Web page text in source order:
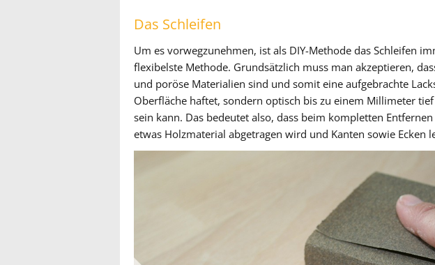
Das Schleifen
Um es vorwegzunehmen, ist als DIY-Methode das Schleifen
flexibelste Methode. Grundsätzlich muss man akzeptieren,
und poröse Materialien sind und somit eine aufgebrachte
Oberfläche haftet, sondern optisch bis zu einem Millimeter
sein kann. Das bedeutet also, dass beim kompletten
etwas Holzmaterial abgetragen wird und Kanten sowie Ecken